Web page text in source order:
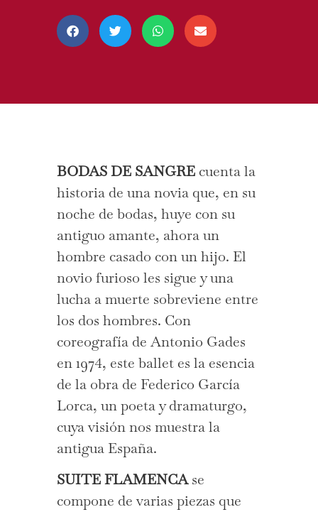
BODAS DE SANGRE cuenta la
historia de una novia que, en su
noche de bodas, huye con su
antiguo amante, ahora un
hombre casado con un hijo. El
novio furioso les sigue y una
lucha a muerte sobreviene entre
los dos hombres. Con
coreografía de Antonio Gades
en 1974, este ballet es la esencia
de la obra de Federico García
Lorca, un poeta y dramaturgo,
cuya visión nos muestra la
antigua España.
SUITE FLAMENCAse
compone de varias piezas que